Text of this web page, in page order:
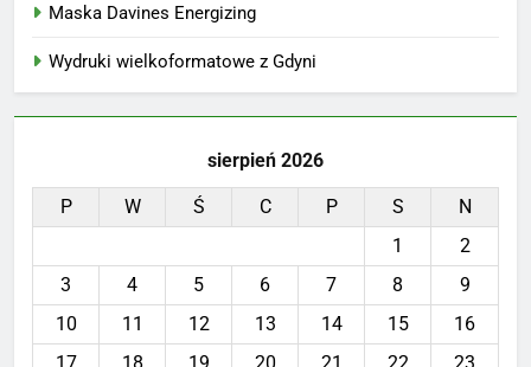
Maska Davines Energizing
Wydruki wielkoformatowe z Gdyni
sierpień 2026
P W Ś C P S
N
1
2
3
4 5 6 7 8
9
10
11 12 13 14 15
16